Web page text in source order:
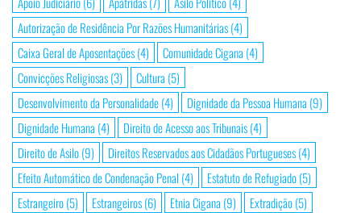
Autorização de Residência Por Razões Humanitárias(4)
Caixa Geral de Aposentações(4) Comunidade Cigana (4)
Convicções Religiosas(3) Cultura (5)
Desenvolvimento da Personalidade(4) Dignidade da Pessoa Humana (9)
Dignidade Humana (4) Direito de Acesso aos Tribunais(4)
Direito de Asilo(9) Direitos Reservados aos Cidadãos Portugueses(4)
Efeito Automático de Condenação Penal (4) Estatuto de Refugiado(5)
Estrangeiro(5) Estrangeiros(6) Etnia Cigana (9) Extradição(5)